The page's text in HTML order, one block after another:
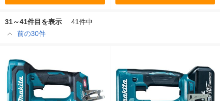
31～41件目を表示
41件中
前の30件